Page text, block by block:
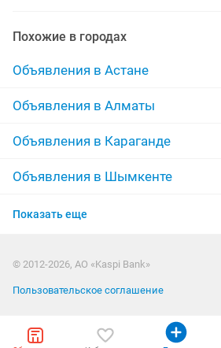
Похожие в городах
Объявления в Астане
Объявления в Алматы
Объявления в Караганде
Объявления в Шымкенте
Объявления в Усть-Каменогорске
Объявления в Таразе
Объявления в Павлодаре
Показать еще
© 2012-2026, АО «Kaspi Bank»
Пользовательское соглашение